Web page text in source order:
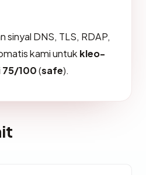
sinyal DNS, TLS, RDAP,
kami untuk kleo-
75/100(safe).